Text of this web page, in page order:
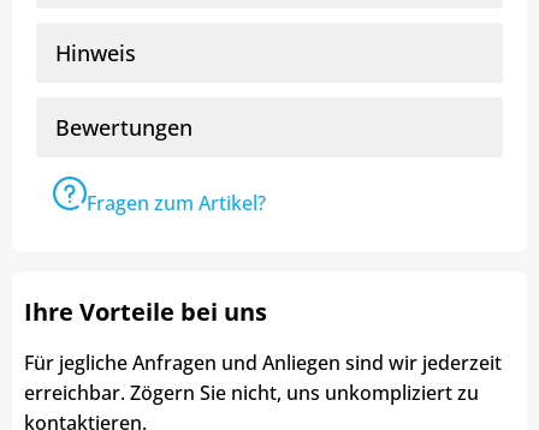
Hinweis
Bewertungen
Fragen zum Artikel?
Ihre Vorteile bei uns
Für jegliche Anfragen und Anliegen sind wir jederzeit
erreichbar. Zögern Sie nicht, uns unkompliziert zu
kontaktieren.